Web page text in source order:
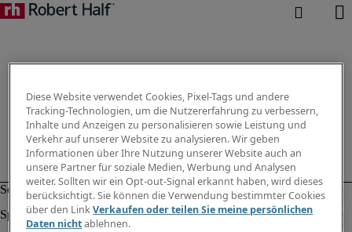
Diese Website verwendet Cookies, Pixel-Tags und andere
Tracking-Technologien, um die Nutzererfahrung zu verbessern,
Inhalte und Anzeigen zu personalisieren sowie Leistung und
Verkehr auf unserer Website zu analysieren. Wir geben
Informationen über Ihre Nutzung unserer Website auch an
unsere Partner für soziale Medien, Werbung und Analysen
weiter. Sollten wir ein Opt-out-Signal erkannt haben, wird dieses
berücksichtigt. Sie können die Verwendung bestimmter Cookies
über den LinkVerkaufen oder teilen Sie meine persönlichen
Daten nichtablehnen.